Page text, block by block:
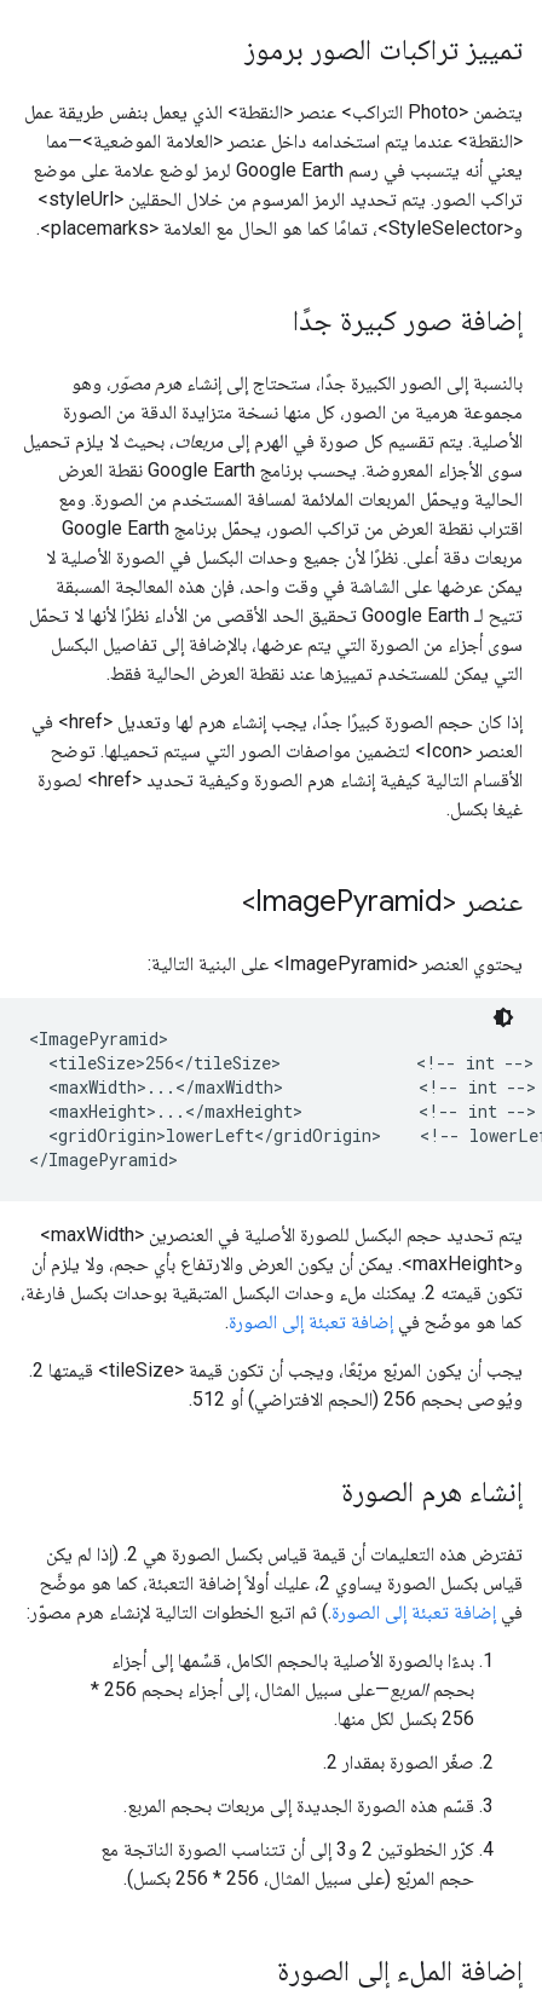
تمييز تراكبات الصور برموز
يتضمن <Photo التراكب> عنصر <النقطة> الذي يعمل بنفس طريقة عمل
<النقطة> عندما يتم استخدامه داخل عنصر <العلامة الموضعية>—مما
يعني أنه يتسبب في رسم Google Earth لرمز لوضع علامة على موضع
تراكب الصور. يتم تحديد الرمز المرسوم من خلال الحقلين <styleUrl>
و<StyleSelector>، تمامًا كما هو الحال مع العلامة <placemarks>.
إضافة صور كبيرة جدًا
بالنسبة إلى الصور الكبيرة جدًا، ستحتاج إلى إنشاء هرم مصوّر ، وهو
مجموعة هرمية من الصور، كل منها نسخة متزايدة الدقة من الصورة
الأصلية. يتم تقسيم كل صورة في الهرم إلى مربعات، بحيث لا يلزم تحميل
سوى الأجزاء المعروضة. يحسب برنامج Google Earth نقطة العرض
الحالية ويحمّل المربعات الملائمة لمسافة المستخدم من الصورة. ومع
اقتراب نقطة العرض من تراكب الصور، يحمّل برنامج Google Earth
مربعات دقة أعلى. نظرًا لأن جميع وحدات البكسل في الصورة الأصلية لا
يمكن عرضها على الشاشة في وقت واحد، فإن هذه المعالجة المسبقة
تتيح لـ Google Earth تحقيق الحد الأقصى من الأداء نظرًا لأنها لا تحمّل
سوى أجزاء من الصورة التي يتم عرضها، بالإضافة إلى تفاصيل البكسل
التي يمكن للمستخدم تمييزها عند نقطة العرض الحالية فقط.
إذا كان حجم الصورة كبيرًا جدًا، يجب إنشاء هرم لها وتعديل <href> في
العنصر <Icon> لتضمين مواصفات الصور التي سيتم تحميلها. توضح
الأقسام التالية كيفية إنشاء هرم الصورة وكيفية تحديد <href> لصورة
غيغا بكسل.
عنصر <ImagePyramid>
يحتوي العنصر <ImagePyramid> على البنية التالية:
<ImagePyramid>
  <tileSize>256</tileSize>              <!-- int -->
  <maxWidth>...</maxWidth>              <!-- int -->
  <maxHeight>...</maxHeight>            <!-- int -->
<gridOrigin>lowerLeft</gridOrigin>    <!--
</ImagePyramid>
يتم تحديد حجم البكسل للصورة الأصلية في العنصرين <maxWidth>
و<maxHeight>. يمكن أن يكون العرض والارتفاع بأي حجم، ولا يلزم أن
تكون قيمته 2. يمكنك ملء وحدات البكسل المتبقية بوحدات بكسل فارغة،
كما هو موضّح في إضافة تعبئة إلى الصورة.
يجب أن يكون المربّع مربّعًا، ويجب أن تكون قيمة <tileSize> قيمتها 2.
ويُوصى بحجم 256 (الحجم الافتراضي) أو 512.
إنشاء هرم الصورة
تفترض هذه التعليمات أن قيمة قياس بكسل الصورة هي 2. (إذا لم يكن
قياس بكسل الصورة يساوي 2، عليك أولاً إضافة التعبئة، كما هو موضَّح
في إضافة تعبئة إلى الصورة.) ثم اتبع الخطوات التالية لإنشاء هرم مصوّر:
بدءًا بالصورة الأصلية بالحجم الكامل، قسِّمها إلى أجزاء
بحجمالمربع
—على سبيل المثال، إلى أجزاء بحجم 256 *
256 بكسل لكل منها.
صغّر الصورة بمقدار 2.
قسّم هذه الصورة الجديدة إلى مربعات بحجم المربع.
كرّر الخطوتين 2 و3 إلى أن تتناسب الصورة الناتجة مع
حجم المربّع (على سبيل المثال، 256 * 256 بكسل).
إضافة الملء إلى الصورة